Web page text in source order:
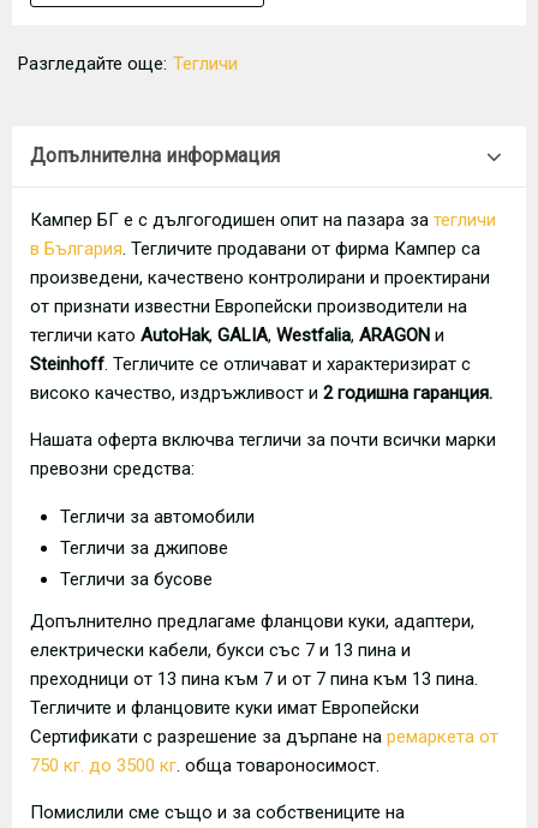
Разгледайте още: Тегличи
Допълнителна информация
Кампер БГ е с дългогодишен опит на пазара за тегличи
в България. Тегличите продавани от фирма Кампер са
произведени, качествено контролирани и проектирани
от признати известни Европейски производители на
тегличи като AutoHak, GALIA, Westfalia, ARAGON и
Steinhoff. Тегличите се отличават и характеризират с
високо качество, издръжливост и 2 годишна гаранция.
Нашата оферта включва тегличи за почти всички марки
превозни средства:
Тегличи за автомобили
Тегличи за джипове
Тегличи за бусове
Допълнително предлагаме фланцови куки, адаптери,
електрически кабели, букси със 7 и 13 пина и
преходници от 13 пина към 7 и от 7 пина към 13 пина.
Тегличите и фланцовите куки имат Европейски
Сертификати с разрешение за дърпане на ремаркета от
750 кг. до 3500 кг. обща товароносимост.
Помислили сме също и за собствениците на